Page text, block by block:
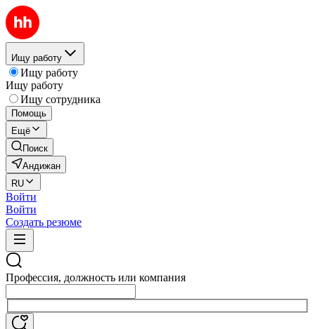
Ищу работу
Ищу работу
Ищу работу
Ищу сотрудника
Помощь
Ещё
Поиск
Андижан
RU
Войти
Войти
Создать резюме
Профессия, должность или компания